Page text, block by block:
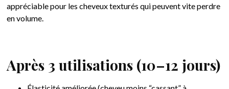
appréciable pour les cheveux texturés qui peuvent vite perdre
en volume.
Après 3 utilisations (10–12 jours)